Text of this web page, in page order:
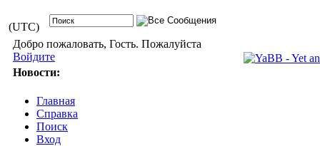
(UTC)
Добро пожаловать, Гость. Пожалуйста
Войдите
Новости:
Главная
Справка
Поиск
Вход